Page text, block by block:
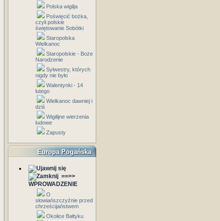
Polska wigilja
Poświęcić bożka,
czyli polskie
świętowanie Sobótki
Staropolska
Wielkanoc
Staropolskie - Boże
Narodzenie
Sylwestry, których
nigdy nie było
Walentynki - 14
lutego
Wielkanoc dawniej i
dziś
Wigilijne wierzenia
ludowe
Zapusty
Europa Pogańska
==>>
WPROWADZENIE
O
słowiańszczyźnie przed
chrześcijaństwem
Okolice Bałtyku